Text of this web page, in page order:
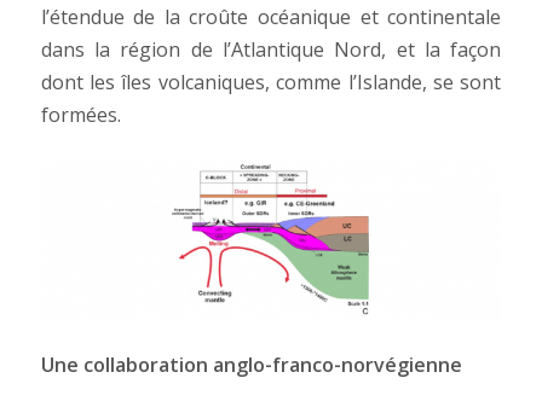
l’étendue de la croûte océanique et continentale
dans la région de l’Atlantique Nord, et la façon
dont les îles volcaniques, comme l’Islande, se sont
formées.
Une collaboration anglo-franco-norvégienne